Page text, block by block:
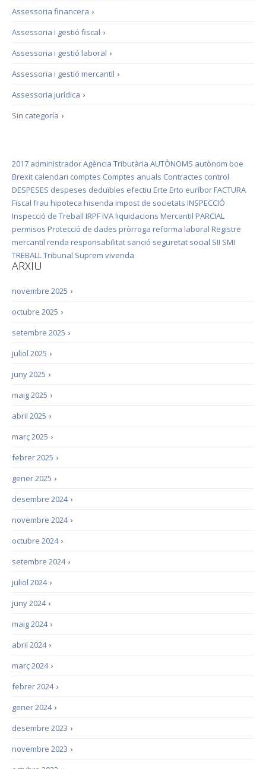
›
Assessoria financera
›
Assessoria i gestió fiscal
›
Assessoria i gestió laboral
›
Assessoria i gestió mercantil
›
Assessoria jurídica
›
Sin categoría
2017 administradorAgència Tributària AUTÒNOMS autònom boe
Brexit calendari comptes Comptes anuals Contractes control
DESPESES despeses deduïbles efectiu Erte Erto euríbor FACTURA
Fiscal frau hipoteca hisenda impost de societats INSPECCIÓ
Inspecció de Treball IRPF IVA liquidacions Mercantil PARCIAL
permisos Protecció de dades pròrroga reforma laboral Registre
mercantil renda responsabilitat sanció seguretat social SII SMI
TREBALLTribunal Suprem vivenda
ARXIU
›
novembre 2025
›
octubre 2025
›
setembre 2025
›
juliol 2025
›
juny 2025
›
maig 2025
›
abril 2025
›
març 2025
›
febrer 2025
›
gener 2025
›
desembre 2024
›
novembre 2024
›
octubre 2024
›
setembre 2024
›
juliol 2024
›
juny 2024
›
maig 2024
›
abril 2024
›
març 2024
›
febrer 2024
›
gener 2024
›
desembre 2023
›
novembre 2023